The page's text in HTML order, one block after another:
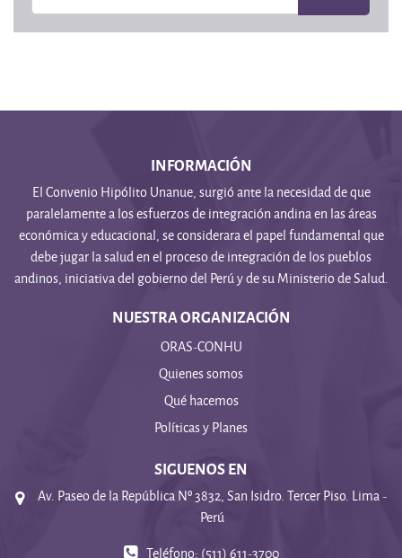
INFORMACIÓN
El Convenio Hipólito Unanue, surgió ante la necesidad de que
paralelamente a los esfuerzos de integración andina en las áreas
económica y educacional, se considerara el papel fundamental que
debe jugar la salud en el proceso de integración de los pueblos
andinos, iniciativa del gobierno del Perú y de su Ministerio de Salud.
NUESTRA ORGANIZACIÓN
ORAS-CONHU
Quienes somos
Qué hacemos
Políticas y Planes
SIGUENOS EN
Av. Paseo de la República Nº 3832, San Isidro. Tercer Piso. Lima -
Perú
Teléfono: (511) 611-3700